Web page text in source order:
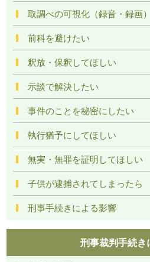
取調べの可視化（録音・録画）
前科を避けたい
釈放・保釈してほしい
示談で解決したい
事件のことを秘密にしたい
執行猶予にしてほしい
無実・無罪を証明してほしい
子供が逮捕されてしまったら
刑事手続きによる影響
刑事裁判手続き